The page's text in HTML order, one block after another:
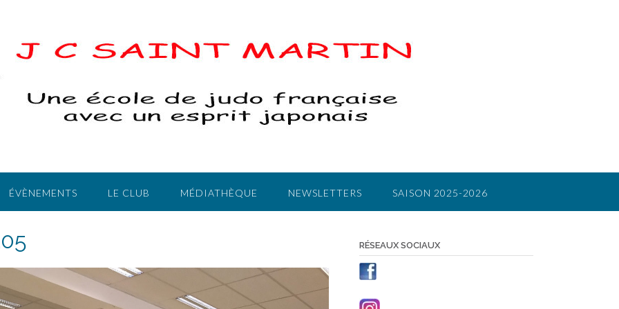
ÉVÈNEMENTS LE CLUB MÉDIATHÈQUE NEWSLETTERS SAISON 2025-2026
RÉSEAUX SOCIAUX